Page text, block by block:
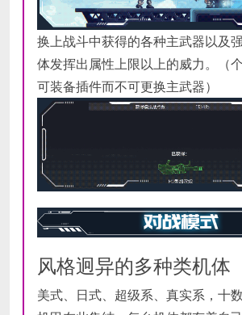
换上战斗中获得的各种主武器以及
体发挥出属性上限以上的威力。（
可装备插件而不可更换主武器）
风格迥异的多种类机体
美式、日式、超级系、真实系，十